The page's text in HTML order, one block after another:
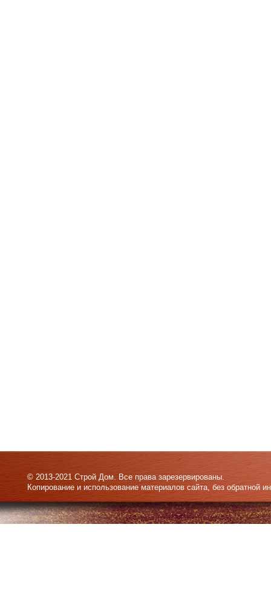
© 2013-2021 Строй Дом. Все права зарезервированы.
Копирование и использование материалов сайта, без обратной